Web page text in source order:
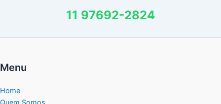
11 97692-2824
Menu
Home